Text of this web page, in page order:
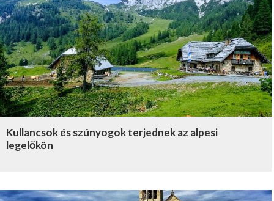
Kullancsok és szúnyogok terjednek az alpesi
legelőkön